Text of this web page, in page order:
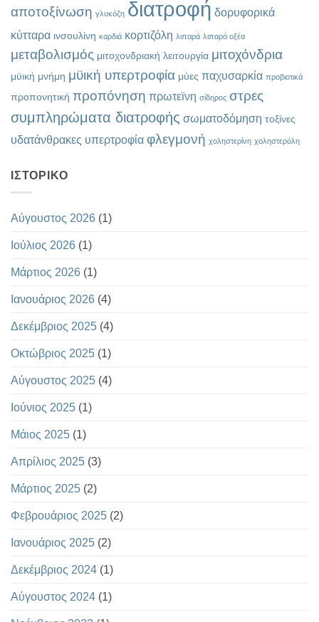
αποτοξίνωση γλυκόζη διατροφή δορυφορικά
κύτταρα ινσουλίνη καρδιά κορτιζόλη λιπαρά λιπαρά οξέα
μεταβολισμός μιτοχονδριακή λειτουργία μιτοχόνδρια
μϋική μνήμη μϋική υπερτροφία μύες παχυσαρκία προβιοτικά
προπονητική προπόνηση πρωτεϊνη σίδηρος στρες
συμπληρώματα διατροφής σωματοδόμηση τοξίνες
υδατάνθρακες υπερτροφία φλεγμονή χοληστερίνη χοληστερόλη
ΙΣΤΟΡΙΚΌ
Αύγουστος 2026 (1)
Ιούλιος 2026 (1)
Μάρτιος 2026 (1)
Ιανουάριος 2026 (4)
Δεκέμβριος 2025 (4)
Οκτώβριος 2025 (1)
Αύγουστος 2025 (4)
Ιούνιος 2025 (1)
Μάιος 2025 (1)
Απρίλιος 2025 (3)
Μάρτιος 2025 (2)
Φεβρουάριος 2025 (2)
Ιανουάριος 2025 (2)
Δεκέμβριος 2024 (1)
Αύγουστος 2024 (1)